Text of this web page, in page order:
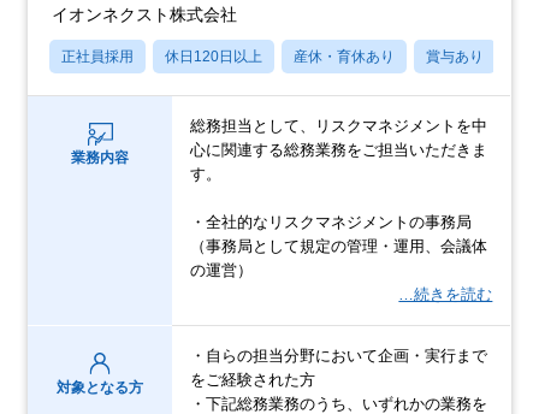
イオンネクスト株式会社
正社員採用 休日120日以上 産休・育休あり 賞与あり
業務内容
総務担当として、リスクマネジメントを中
心に関連する総務業務をご担当いただきま
す。
・全社的なリスクマネジメントの事務局
（事務局として規定の管理・運用、会議体
の運営）
…続きを読む
対象となる方
・自らの担当分野において企画・実行まで
をご経験された方
・下記総務業務のうち、いずれかの業務を